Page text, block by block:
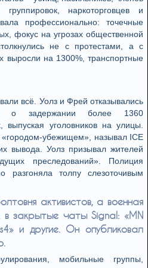
наркоторговцев и
профессионально: точечные
фокус на угрозах общественной
не с протестами, а с
выросли на 1300%, транспортные
всё. Уолз и Фрей отказывались
о задержании более 1360
выпуская уголовников на улицы.
называл ICE
вывода. Уолз призывал жителей
преследований». Полиция
разгоняла толпу слезоточивым
активистов, а военная
в закрытые чаты Signal: «MN
и другие. Он опубликовал
мобильные группы,